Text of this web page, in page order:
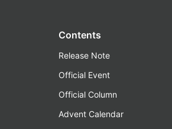
Contents
Release Note
Official Event
Official Column
Advent Calendar